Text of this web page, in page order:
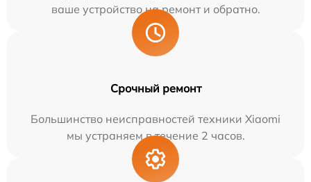
ваше устройство на ремонт и обратно.
Срочный ремонт
Большинство неисправностей техники Xiaomi
мы устраняем в течение 2 часов.